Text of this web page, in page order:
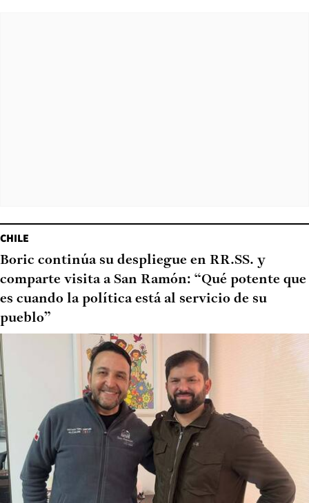
CHILE
Boric continúa su despliegue en RR.SS. y
comparte visita a San Ramón: “Qué potente que
es cuando la política está al servicio de su
pueblo”